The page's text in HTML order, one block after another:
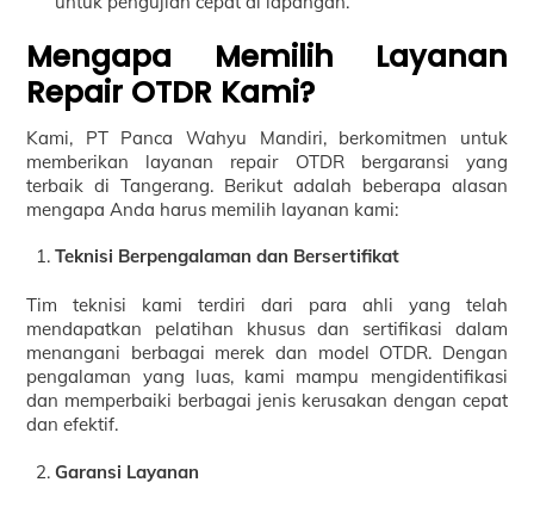
Mengapa Memilih Layanan
Repair OTDR Kami?
Kami, PT Panca Wahyu Mandiri, berkomitmen untuk
memberikan layanan repair OTDR bergaransi yang
terbaik di Tangerang. Berikut adalah beberapa alasan
mengapa Anda harus memilih layanan kami:
Teknisi Berpengalaman dan Bersertifikat
Tim teknisi kami terdiri dari para ahli yang telah
mendapatkan pelatihan khusus dan sertifikasi dalam
menangani berbagai merek dan model OTDR. Dengan
pengalaman yang luas, kami mampu mengidentifikasi
dan memperbaiki berbagai jenis kerusakan dengan cepat
dan efektif.
Garansi Layanan